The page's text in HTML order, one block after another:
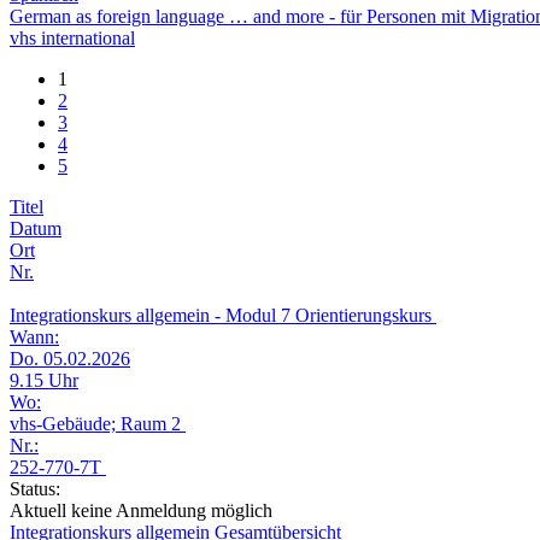
German as foreign language … and more - für Personen mit
vhs international
1
2
3
4
5
Titel
Datum
Ort
Nr.
Integrationskurs allgemein - Modul 7 Orientierungskurs
Wann:
Do. 05.02.2026
9.15 Uhr
Wo:
vhs-Gebäude; Raum 2
Nr.:
252-770-7T
Status:
Aktuell keine Anmeldung möglich
Integrationskurs allgemein Gesamtübersicht